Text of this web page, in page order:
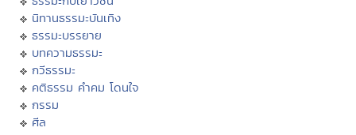
นิทานธรรมะบันเทิง
ธรรมะบรรยาย
บทความธรรมะ
กวีธรรมะ
คติธรรม คำคม โดนใจ
กรรม
ศีล